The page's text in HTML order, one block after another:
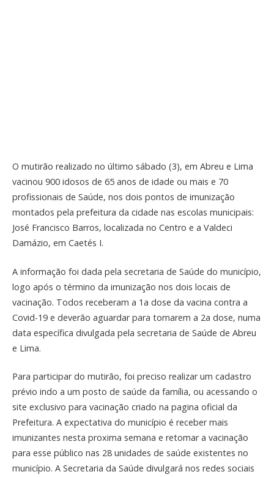
O mutirão realizado no último sábado (3), em Abreu e Lima
vacinou 900 idosos de 65 anos de idade ou mais e 70
profissionais de Saúde, nos dois pontos de imunização
montados pela prefeitura da cidade nas escolas municipais:
José Francisco Barros, localizada no Centro e a Valdeci
Damázio, em Caetés I.
A informação foi dada pela secretaria de Saúde do município,
logo após o término da imunização nos dois locais de
vacinação. Todos receberam a 1a dose da vacina contra a
Covid-19 e deverão aguardar para tomarem a 2a dose, numa
data específica divulgada pela secretaria de Saúde de Abreu
e Lima.
Para participar do mutirão, foi preciso realizar um cadastro
prévio indo a um posto de saúde da família, ou acessando o
site exclusivo para vacinação criado na pagina oficial da
Prefeitura. A expectativa do município é receber mais
imunizantes nesta proxima semana e retomar a vacinação
para esse público nas 28 unidades de saúde existentes no
município. A Secretaria da Saúde divulgará nos redes sociais